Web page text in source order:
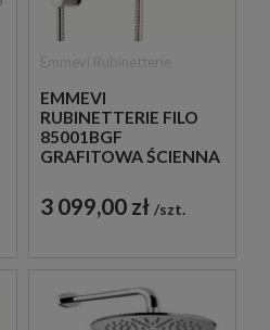
EMMEVI
RUBINETTERIE FILO
85001BGF
GRAFITOWA ŚCIENNA
3 099,00 zł szt.